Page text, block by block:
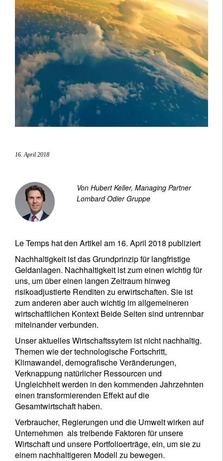
16. April 2018
Von Hubert Keller, Managing Partner
Lombard Odier Gruppe
Le Temps hat den Artikel am 16. April 2018 publiziert
Nachhaltigkeit ist das Grundprinzip für langfristige
Geldanlagen. Nachhaltigkeit ist zum einen wichtig für
uns, um über einen langen Zeitraum hinweg
risikoadjustierte Renditen zu erwirtschaften. Sie ist
zum anderen aber auch wichtig im allgemeineren
wirtschaftlichen Kontext Beide Seiten sind untrennbar
miteinander verbunden.
Unser aktuelles Wirtschaftssytem ist nicht nachhaltig.
Themen wie der technologische Fortschritt,
Klimawandel, demografische Veränderungen,
Verknappung natürlicher Ressourcen und
Ungleichheit werden in den kommenden Jahrzehnten
einen transformierenden Effekt auf die
Gesamtwirtschaft haben.
Verbraucher, Regierungen und die Umwelt wirken auf
Unternehmen als treibende Faktoren für unsere
Wirtschaft und unsere Portfolioerträge, ein, um sie zu
einem nachhaltigeren Modell zu bewegen.